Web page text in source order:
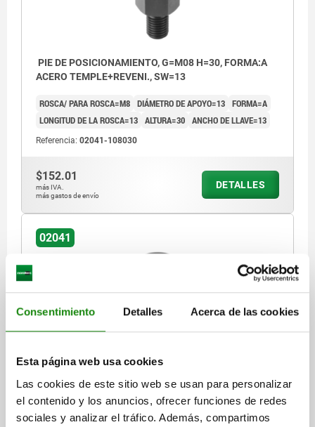
Consentimiento Detalles Acerca de las cookies
Esta página web usa cookies
Las cookies de este sitio web se usan para personalizar
el contenido y los anuncios, ofrecer funciones de redes
sociales y analizar el tráfico. Además, compartimos
PIE DE POSICIONAMIENTO, G=M08 H=30, FORMA:A
ACERO TEMPLE+REVENI., SW=13
ROSCA/ PARA ROSCA=M8 DIÁMETRO DE APOYO=13 FORMA=A
LONGITUD DE LA ROSCA=13 ALTURA=30 ANCHO DE LLAVE=13
Referencia: 02041-108030
$152.01
más IVA.
más gastos de envío
DETALLES
02041
PIE DE POSICIONAMIENTO, G=M10 H=10, FORMA:A
ACERO TEMPLE+REVENI., SW=17
ROSCA/ PARA ROSCA=M10 DIÁMETRO DE APOYO=17
FORMA=A
LONGITUD DE LA ROSCA=16 ALTURA=10 ANCHO DE LLAVE=17